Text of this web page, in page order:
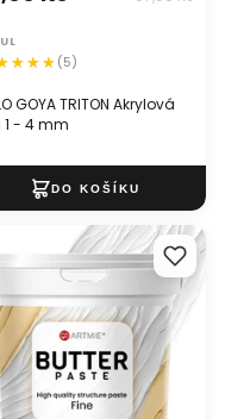
GOYA TRITON Akrylová
1 - 4 mm
(5)
pasta pro
ARTMIE Butter